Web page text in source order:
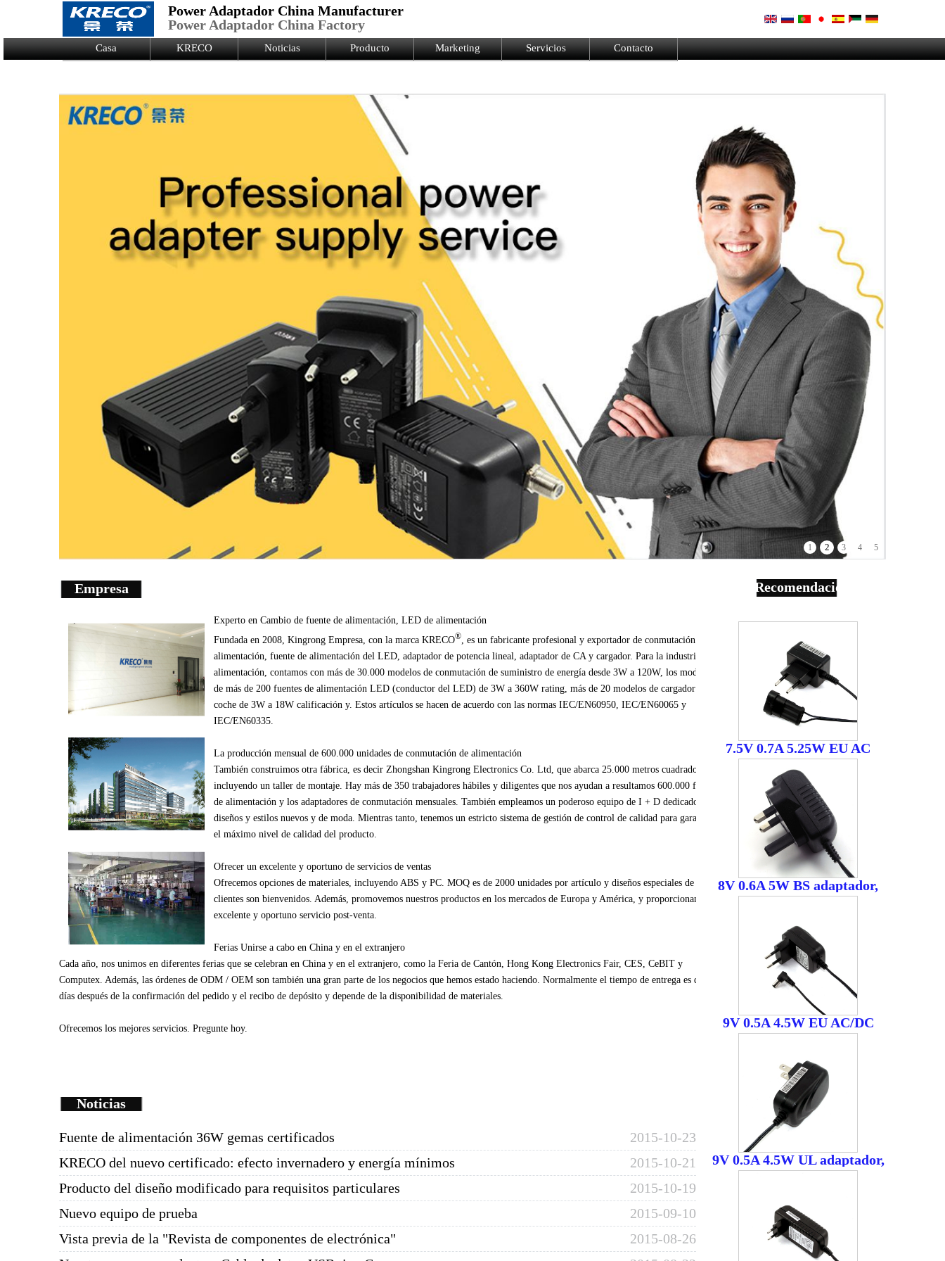
Logo Picture
Power Adaptador China Manufacturer
Power Adaptador China Factory
Casa KRECO Noticias Producto Marketing Servicios Contacto
1 2 3 4 5
Empresa
Experto en Cambio de fuente de alimentación, LED de alimentación
Fundada en 2008 Kingrong Empresa, con la marca KRECO® , es un fabricante profesional y exportador de conmutación de
alimentación , fuente de alimentación del LED, adaptador de potencia lineal adaptador de CA y cargador. Para la industria
alimentación contamos con más de 30.000 modelos de conmutación de suministro de energía desde 3W a 120W, los modelos
de más de 200 fuentes de alimentación LED (conductor del LED) de 3W a 360W rating, más de 20 modelos de cargador
coche de 3W a 18W calificación y. Estos artículos se hacen de acuerdo con las normas IEC/EN60950 IEC/EN60065 y
IEC/EN60335
La producción mensual de 600.000 unidades de conmutación de alimentación
También construimos otra fábrica , es decir Zhongshan Kingrong Electronics Co. Ltd , que abarca 25.000 metros cuadrados,
incluyendo un taller de montaje Hay más de 350 trabajadores hábiles y diligentes que nos ayudan a resultamos 600.000 fuentes
de alimentación y los adaptadores de conmutación mensuales. También empleamos un poderoso equipo de I + D dedicado
diseños y estilos nuevos y de moda. Mientras tanto , tenemos un estricto sistema de gestión de control de calidad para garantizar
el máximo nivel de calidad del producto.
Ofrecer un excelente y oportuno de servicios de ventas
Ofrecemos opciones de materiales , incluyendo ABS y PC. MOQ es de 2000 unidades por artículo y diseños especiales de los
clientes son bienvenidos. Además , promovemos nuestros productos en los mercados de Europa y América, y proporcionan un
excelente y oportuno servicio post-venta
Ferias Unirse a cabo en China y en el extranjero
Cada año , nos unimos en diferentes ferias que se celebran en China y en el extranjero , como la Feria de Cantón , Hong Kong Electronics Fair, CES CeBIT y
Computex Además , las órdenes de ODM / OEM son también una gran parte de los negocios que hemos estado haciendo. Normalmente el tiempo de entrega es de 30
días después de la confirmación del pedido y el recibo de depósito y depende de la disponibilidad de materiales.
Ofrecemos los mejores servicios. Pregunte hoy.
Noticias
Fuente de alimentación 36W gemas certificados
2015-10-23
KRECO del nuevo certificado: efecto invernadero y energía mínimos
2015-10-21
Producto del diseño modificado para requisitos particulares
2015-10-19
Nuevo equipo de prueba
2015-09-10
Vista previa de la "Revista de componentes de electrónica"
2015-08-26
Recomendación
7.5V 0.7A 5.25W EU AC
adaptador, 7.5V 0.7A fuente
de alimentación
8V 0.6A 5W BS adaptador,
fuente de alimentación
9V 0.5A 4.5W EU AC/DC
adaptador, 9V 0.5A
9V 0.5A 4.5W UL adaptador,
AC/DC adaptador de